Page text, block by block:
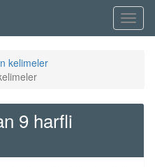
Menü
kelimeler
9 harfli